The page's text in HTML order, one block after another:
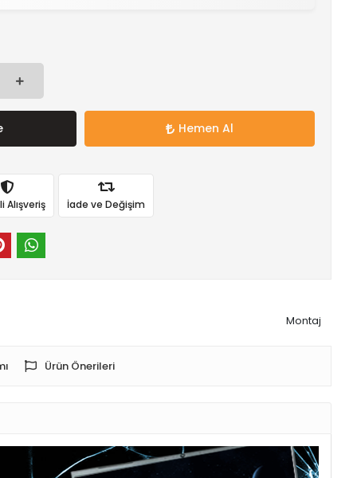
Hemen Al
Alışveriş İade ve Değişim
Montaj
Ürün Önerileri